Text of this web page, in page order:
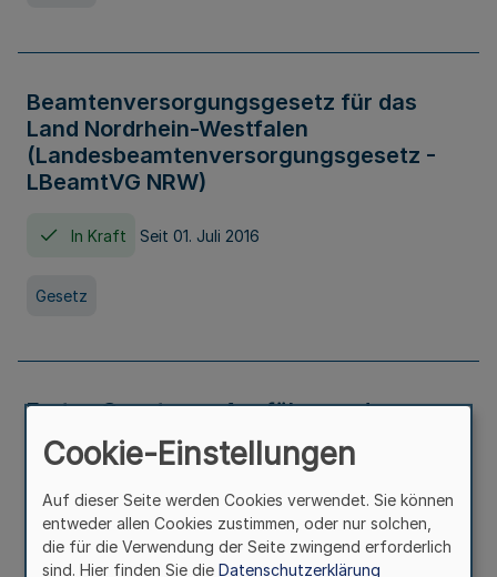
Beamtenversorgungsgesetz für das
Land Nordrhein-Westfalen
(Landesbeamtenversorgungsgesetz -
LBeamtVG NRW)
In Kraft Seit 01. Juli 2016
Gesetz
Erstes Gesetz zur Ausführung des
Kinder- und Jugendhilfegesetzes - AG -
KJHG -
In Kraft Seit 01. Januar 1991
Cookie-Einstellungen
Auf dieser Seite werden Cookies verwendet. Sie können
entweder allen Cookies zustimmen, oder nur solchen,
die für die Verwendung der Seite zwingend erforderlich
sind. Hier finden Sie die Datenschutzerklärung